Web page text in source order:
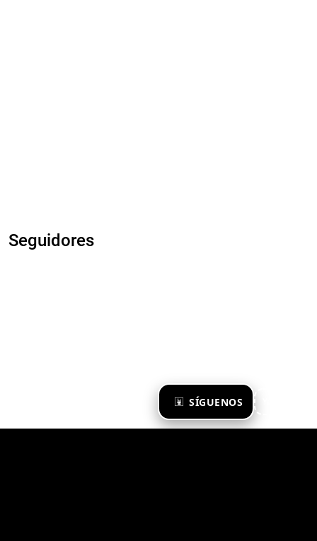
SÍGUENOS
Seguidores